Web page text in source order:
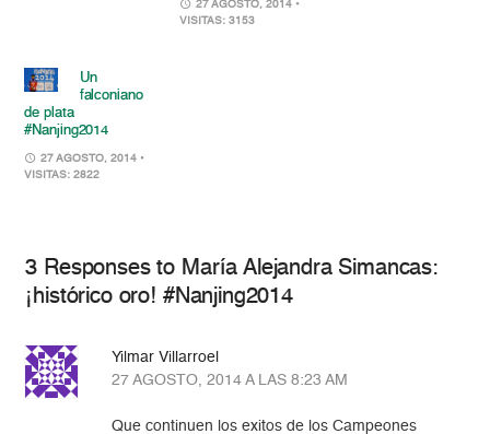
27 AGOSTO, 2014 •
VISITAS: 3153
Un
falconiano
de plata
#Nanjing2014
27 AGOSTO, 2014 •
VISITAS: 2822
3 Responses to María Alejandra Simancas:
¡histórico oro! #Nanjing2014
Yilmar Villarroel
27 AGOSTO, 2014 A LAS 8:23 AM
Que continuen los exitos de los Campeones